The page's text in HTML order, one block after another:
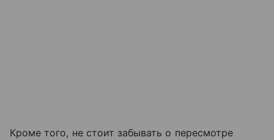
Кроме того, не стоит забывать о пересмотре